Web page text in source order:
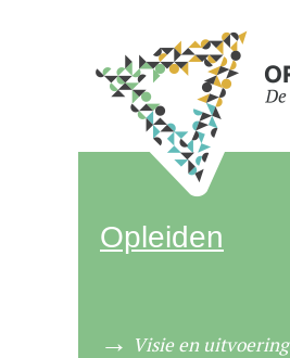
Opleiden
Visie en uitvoering